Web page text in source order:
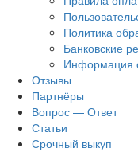
Политика
Банковские
Информация
Отзывы
Партнёры
Вопрос — Ответ
Статьи
Срочный выкуп